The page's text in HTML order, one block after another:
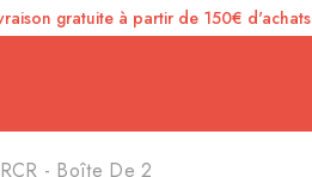
gratuite à partir de 150€ d'achats
- Boîte De 2